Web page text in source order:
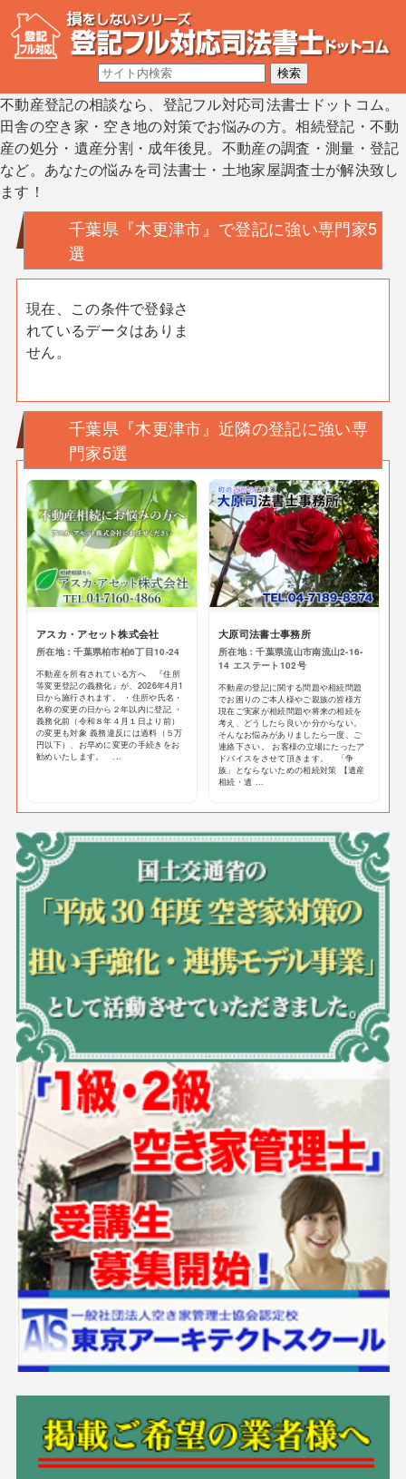
不動産登記の相談なら、登記フル対応司法書士ドットコム。
田舎の空き家・空き地の対策でお悩みの方。相続登記・不動
産の処分・遺産分割・成年後見。不動産の調査・測量・登記
など。あなたの悩みを司法書士・土地家屋調査士が解決致し
ます！
千葉県『木更津市』で登記に強い専門家5
選
現在、この条件で登録さ
れているデータはありま
せん。
千葉県『木更津市』近隣の登記に強い専
門家5選
アスカ・アセット株式会社
所在地：千葉県柏市柏6丁目10-24
不動産を所有されている方へ 『住所
等変更登記の義務化』が、2026年4月1
日から施行されます。 ・住所や氏名・
名称の変更の日から２年以内に登記 ・
義務化前（令和８年４月１日より前）
の変更も対象 義務違反には過料（５万
円以下）、お早めに変更の手続きをお
勧めいたします。 ...
大原司法書士事務所
所在地：千葉県流山市南流山2-16-
14 エステート102号
不動産の登記に関する問題や相続問題
でお困りのご本人様やご親族の皆様方
現在ご実家が相続問題や将来の相続を
考え、どうしたら良いか分からない。
そんなお悩みがありましたら一度、ご
連絡下さい。 お客様の立場にたったア
ドバイスをさせて頂きます。 「争
族」とならないための相続対策 【遺産
相続・遺 ...